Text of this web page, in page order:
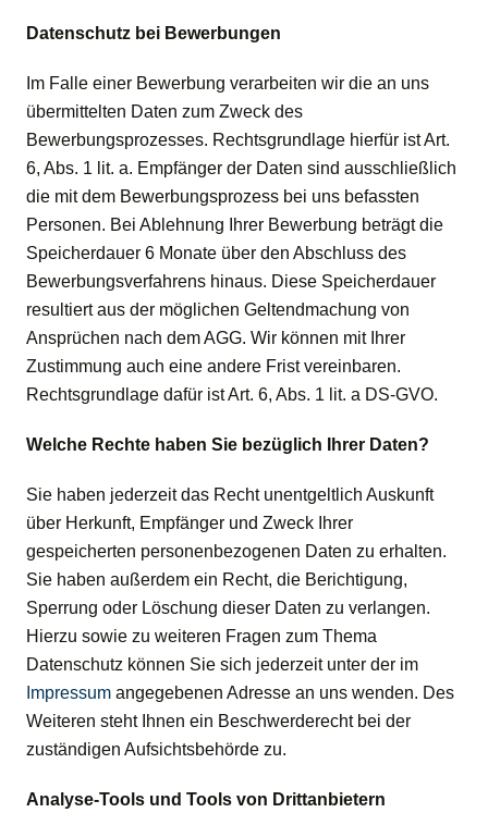
Datenschutz bei Bewerbungen
Im Falle einer Bewerbung verarbeiten wir die an uns
übermittelten Daten zum Zweck des
Bewerbungsprozesses. Rechtsgrundlage hierfür ist Art.
6, Abs. 1 lit. a. Empfänger der Daten sind ausschließlich
die mit dem Bewerbungsprozess bei uns befassten
Personen. Bei Ablehnung Ihrer Bewerbung beträgt die
Speicherdauer 6 Monate über den Abschluss des
Bewerbungsverfahrens hinaus. Diese Speicherdauer
resultiert aus der möglichen Geltendmachung von
Ansprüchen nach dem AGG. Wir können mit Ihrer
Zustimmung auch eine andere Frist vereinbaren.
Rechtsgrundlage dafür ist Art. 6, Abs. 1 lit. a DS-GVO.
Welche Rechte haben Sie bezüglich Ihrer Daten?
Sie haben jederzeit das Recht unentgeltlich Auskunft
über Herkunft, Empfänger und Zweck Ihrer
gespeicherten personenbezogenen Daten zu erhalten.
Sie haben außerdem ein Recht, die Berichtigung,
Sperrung oder Löschung dieser Daten zu verlangen.
Hierzu sowie zu weiteren Fragen zum Thema
Datenschutz können Sie sich jederzeit unter der im
Impressum angegebenen Adresse an uns wenden. Des
Weiteren steht Ihnen ein Beschwerderecht bei der
zuständigen Aufsichtsbehörde zu.
Analyse-Tools und Tools von Drittanbietern